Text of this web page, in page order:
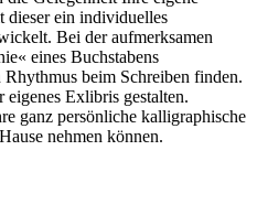
dieser ein individuelles
Bei der aufmerksamen
eines Buchstabens
beim Schreiben finden.
Exlibris gestalten.
ganz persönliche kalligraphische
nehmen können.